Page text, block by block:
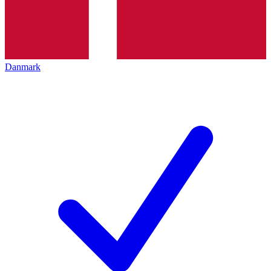
Danmark